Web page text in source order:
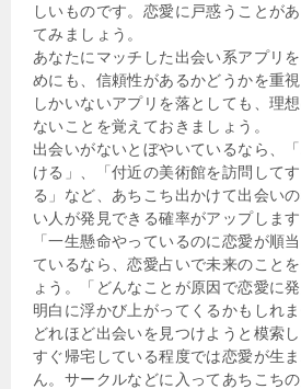
しいものです。恋愛に戸惑うことが
てみましょう。
あなたにマッチした出会い系アプリ
めにも、信頼性があるかどうかを重
しかいないアプリを落としても、理
ないことを覚えておきましょう。
出会いがないとぼやいているなら、
ける」、「付近の美術館を訪問して
る」など、あちこち出かけて出会い
い人が発見できる確率がアップします
「一生懸命やっているのに恋愛が順
ているなら、恋愛占いで未来のこと
ょう。「どんなことが原因で恋愛に
明白に浮かび上がってくるかもしれま
どれほど出会いを見つけようと模索
すぐ帰宅している程度では恋愛が生
ん。サークルなどに入ってあちこち